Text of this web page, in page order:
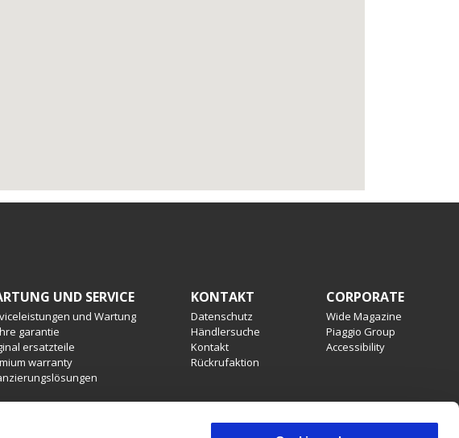
UND SERVICE
und Wartung
garantie
ersatzteile
warranty
KONTAKT
Datenschutz
Händlersuche
Kontakt
Rückrufaktion
CORPORATE
Wide Magazine
Piaggio Group
Accessibility